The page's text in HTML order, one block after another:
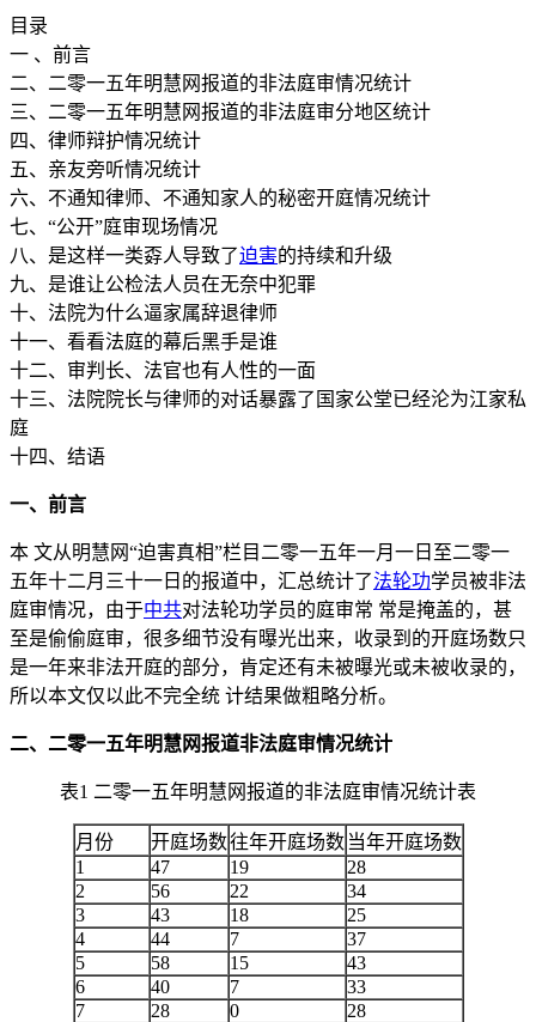
目录
一 、前言
二、二零一五年明慧网报道的非法庭审情况统计
三、二零一五年明慧网报道的非法庭审分地区统计
四、律师辩护情况统计
五、亲友旁听情况统计
六、不通知律师、不通知家人的秘密开庭情况统计
七、“公开”庭审现场情况
八、是这样一类孬人导致了迫害的持续和升级
九、是谁让公检法人员在无奈中犯罪
十、法院为什么逼家属辞退律师
十一、看看法庭的幕后黑手是谁
十二、审判长、法官也有人性的一面
十三、法院院长与律师的对话暴露了国家公堂已经沦为江家私
庭
十四、结语
一、前言
本 文从明慧网“迫害真相”栏目二零一五年一月一日至二零一
五年十二月三十一日的报道中，汇总统计了法轮功学员被非法
庭审情况，由于中共对法轮功学员的庭审常 常是掩盖的，甚
至是偷偷庭审，很多细节没有曝光出来，收录到的开庭场数只
是一年来非法开庭的部分，肯定还有未被曝光或未被收录的，
所以本文仅以此不完全统 计结果做粗略分析。
二、二零一五年明慧网报道非法庭审情况统计
表1 二零一五年明慧网报道的非法庭审情况统计表
月份 开庭场数往年开庭场数 当年开庭场数
1
47 19
28
2
56 22
34
3
43 18
25
4
44 7
37
5
58 15
43
6
40 7
33
7
28 0
28